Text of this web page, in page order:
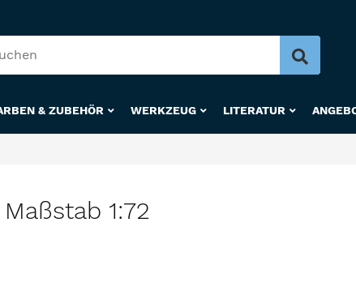
& ZUBEHÖR WERKZEUG LITERATUR
1:72